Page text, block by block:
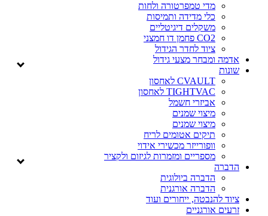
מדי טמפרטורה ולחות
כלי מדידה ותמיסות
משקלים דיגיטליים
CO2 פחמן דו חמצני
ציוד לחדר הגידול
אדמה ומבחר מצעי גידול
שונות
CVAULT לאחסון
TIGHTVAC לאחסון
אביזרי חשמל
מיצוי שמנים
מיצוי שמנים
תיקים אטומים לריח
וופורייזר מכשירי אידוי
מספריים ומזמרות לגיזום ולקציר
הדברה
הדברה ביולוגית
הדברה אורגנית
ציוד להנבטה, ייחורים ועוד
זרעים אורגניים